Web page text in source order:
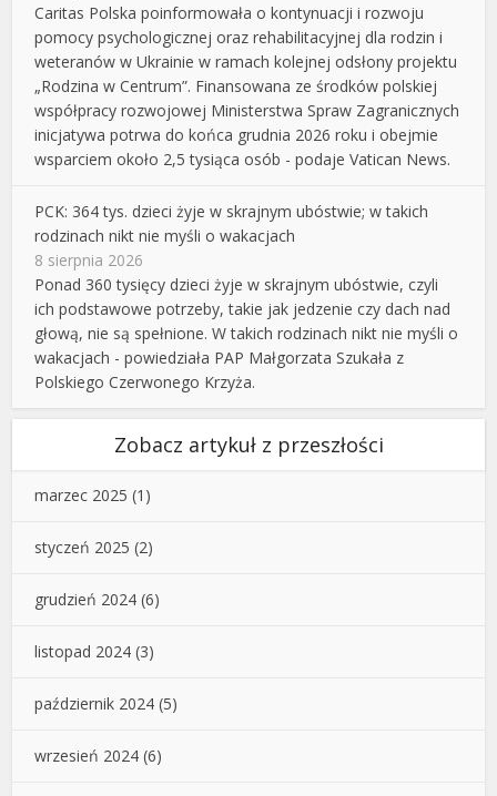
Caritas Polska poinformowała o kontynuacji i rozwoju
pomocy psychologicznej oraz rehabilitacyjnej dla rodzin i
weteranów w Ukrainie w ramach kolejnej odsłony projektu
„Rodzina w Centrum”. Finansowana ze środków polskiej
współpracy rozwojowej Ministerstwa Spraw Zagranicznych
inicjatywa potrwa do końca grudnia 2026 roku i obejmie
wsparciem około 2,5 tysiąca osób - podaje Vatican News.
PCK: 364 tys. dzieci żyje w skrajnym ubóstwie; w takich
rodzinach nikt nie myśli o wakacjach
8 sierpnia 2026
Ponad 360 tysięcy dzieci żyje w skrajnym ubóstwie, czyli
ich podstawowe potrzeby, takie jak jedzenie czy dach nad
głową, nie są spełnione. W takich rodzinach nikt nie myśli o
wakacjach - powiedziała PAP Małgorzata Szukała z
Polskiego Czerwonego Krzyża.
Zobacz artykuł z przeszłości
marzec 2025 (1)
styczeń 2025 (2)
grudzień 2024 (6)
listopad 2024 (3)
październik 2024 (5)
wrzesień 2024 (6)